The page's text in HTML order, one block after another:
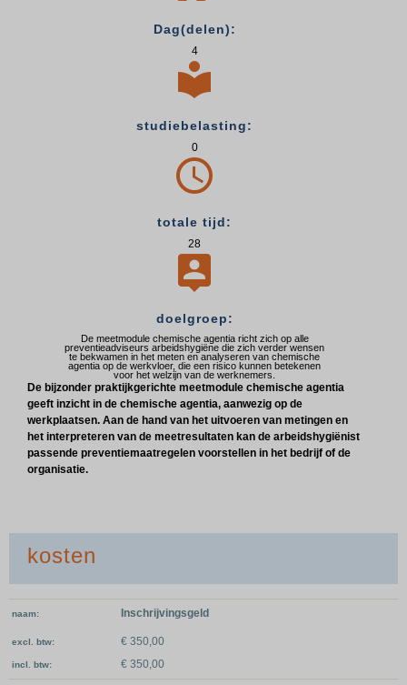
Dag(delen):
4

studiebelasting:
0

totale tijd:
28

doelgroep:
De meetmodule chemische agentia richt zich op alle
preventieadviseurs arbeidshygiëne die zich verder wensen
te bekwamen in het meten en analyseren van chemische
agentia op de werkvloer, die een risico kunnen betekenen
voor het welzijn van de werknemers.
De bijzonder praktijkgerichte meetmodule chemische agentia
geeft inzicht in de chemische agentia, aanwezig op de
werkplaatsen. Aan de hand van het uitvoeren van metingen en
het interpreteren van de meetresultaten kan de arbeidshygiënist
passende preventiemaatregelen voorstellen in het bedrijf of de
organisatie.
kosten
naam Inschrijvingsgeld
excl. btw € 350,00
incl. btw € 350,00